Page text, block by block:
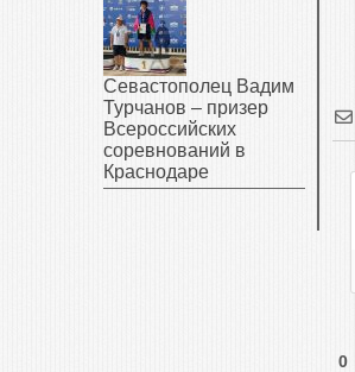
0
Севастополец Вадим
Турчанов – призер
Всероссийских
соревнований в
Краснодаре